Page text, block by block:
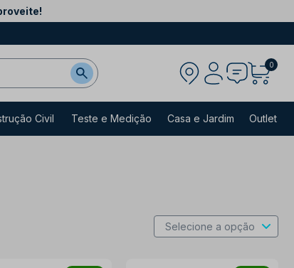
0
Civil Teste e Medição Casa e Jardim Outlet